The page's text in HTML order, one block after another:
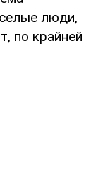
люди,
по крайней